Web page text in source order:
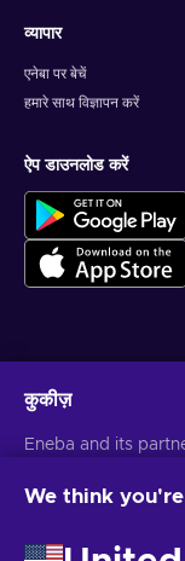
व्यापार
एनेबा पर बेचें
हमारे साथ विज्ञापन करें
ऐप डाउनलोड करें
जाएँ
कुकीज़
Eneba and its
website. We use
may also be used
We think